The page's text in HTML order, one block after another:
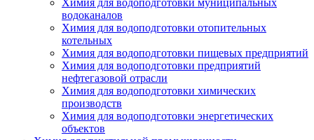
Химия для водоподготовки муниципальных
водоканалов
Химия для водоподготовки отопительных
котельных
Химия для водоподготовки пищевых предприятий
Химия для водоподготовки предприятий
нефтегазовой отрасли
Химия для водоподготовки химических
производств
Химия для водоподготовки энергетических
объектов